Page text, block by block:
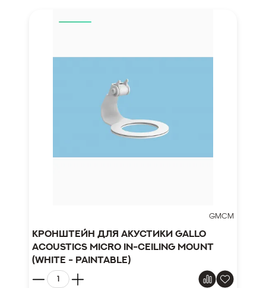
GMCM
Кронштейн для акустики Gallo
Acoustics Micro In-Ceiling Mount
(White - Paintable)